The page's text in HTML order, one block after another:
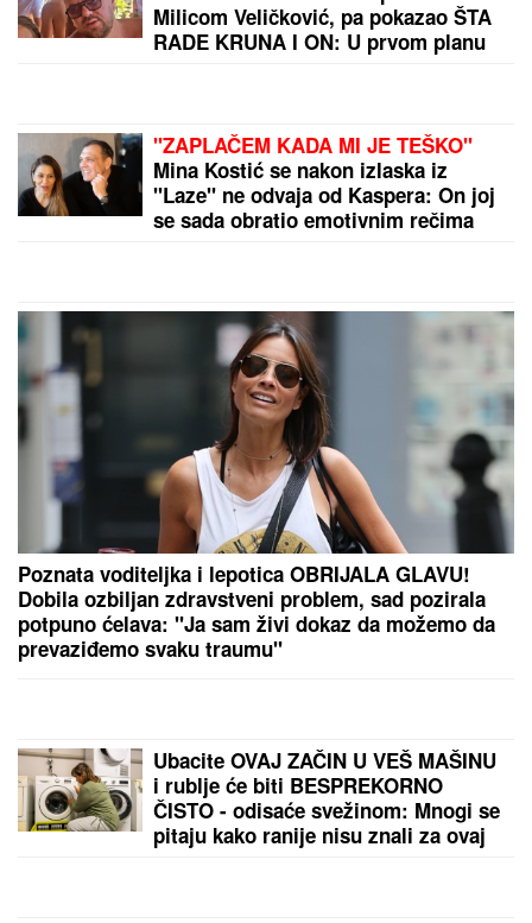
Milicom Veličković, pa pokazao ŠTA
RADE KRUNA I ON: U prvom planu
"ZAPLAČEM KADA MI JE TEŠKO"
Mina Kostić se nakon izlaska iz
"Laze" ne odvaja od Kaspera: On joj
se sada obratio emotivnim rečima
Poznata voditeljka i lepotica OBRIJALA GLAVU!
Dobila ozbiljan zdravstveni problem, sad pozirala
potpuno ćelava: "Ja sam živi dokaz da možemo da
prevaziđemo svaku traumu"
Ubacite OVAJ ZAČIN U VEŠ MAŠINU
i rublje će biti BESPREKORNO
ČISTO - odisaće svežinom: Mnogi se
pitaju kako ranije nisu znali za ovaj